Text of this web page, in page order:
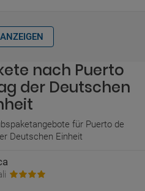
nach Puerto
der Deutschen
für Puerto de
Deutschen Einheit